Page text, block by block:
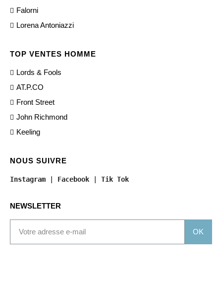
Falorni
Lorena Antoniazzi
TOP VENTES HOMME
Lords & Fools
AT.P.CO
Front Street
John Richmond
Keeling
NOUS SUIVRE
Instagram | Facebook | Tik Tok
NEWSLETTER
OK